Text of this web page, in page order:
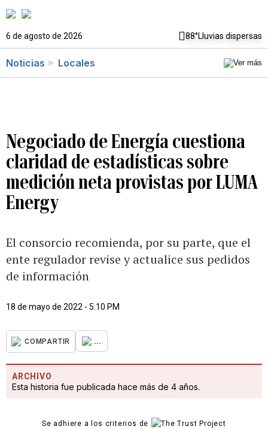
6 de agosto de 2026 88°Lluvias dispersas
Noticias Locales
Negociado de Energía cuestiona
claridad de estadísticas sobre
medición neta provistas por LUMA
Energy
El consorcio recomienda, por su parte, que el
ente regulador revise y actualice sus pedidos
de información
18 de mayo de 2022 - 5:10 PM
COMPARTIR ...
ARCHIVO
Esta historia fue publicada hace más de 4 años.
Se adhiere a los criterios de